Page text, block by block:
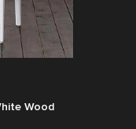
Wood